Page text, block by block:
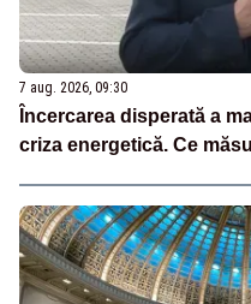
7 aug. 2026, 09:30
Încercarea disperată a
criza energetică. Ce